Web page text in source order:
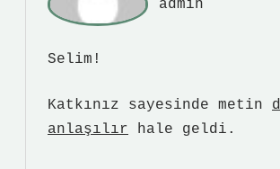
Selim!
Katkınız sayesinde metin
anlaşılır hale geldi.